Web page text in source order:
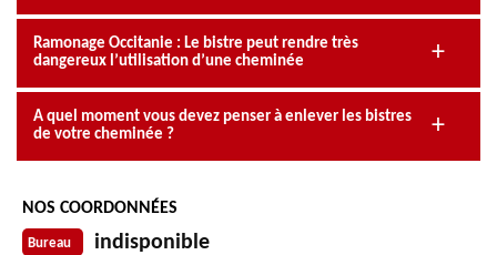
Ramonage Occitanie : Le bistre peut rendre très
dangereux l’utilisation d’une cheminée
A quel moment vous devez penser à enlever les bistres
de votre cheminée ?
NOS COORDONNÉES
Bureau indisponible